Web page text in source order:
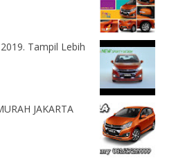
Tampil Lebih
JAKARTA